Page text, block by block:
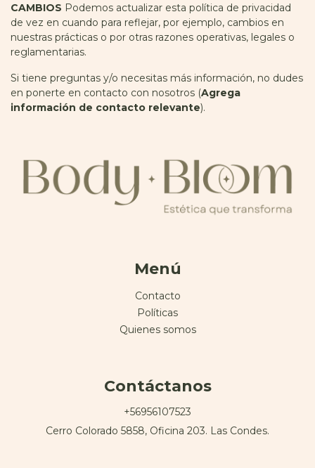
CAMBIOS Podemos actualizar esta política de privacidad
de vez en cuando para reflejar, por ejemplo, cambios en
nuestras prácticas o por otras razones operativas, legales o
reglamentarias.
Si tiene preguntas y/o necesitas más información, no dudes
en ponerte en contacto con nosotros (Agrega
información de contacto relevante).
Menú
Contacto
Políticas
Quienes somos
Contáctanos
+56956107523
Cerro Colorado 5858, Oficina 203. Las Condes.